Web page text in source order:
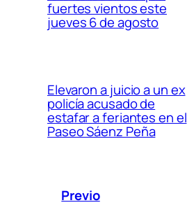
fuertes vientos este
jueves 6 de agosto
Elevaron a juicio a un ex
policía acusado de
estafar a feriantes en el
Paseo Sáenz Peña
Previo